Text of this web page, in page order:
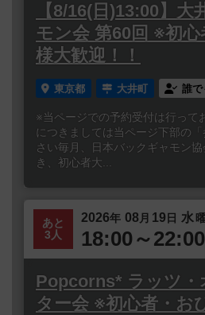
【8/16(日)13:00】
モン会 第60回 ※初心
様大歓迎！！
東京都 大井町 誰で
※当ページでの予約受付は行って
につきましては当ページ下部の
さい毎月、日本バックギャモン
き、初心者大...
あと
3人
2026年 08 月 19日 水
18:00～22:00
Popcorns* ラッツ・
ター会 ※初心者・お